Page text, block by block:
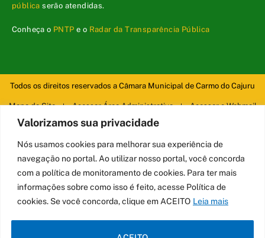
Valorizamos sua privacidade
Nós usamos cookies para melhorar sua experiência de
navegação no portal. Ao utilizar nosso portal, você concorda
com a política de monitoramento de cookies. Para ter mais
informações sobre como isso é feito, acesse Política de
cookies. Se você concorda, clique em ACEITO Leia mais
pública serão atendidas.
Conheça o PNTP e o Radar da Transparência Pública
Todos os direitos reservados a Câmara Municipal de Carmo do Cajuru
Mapa do Site Acessar Área Administrativa Acessar o Webmail